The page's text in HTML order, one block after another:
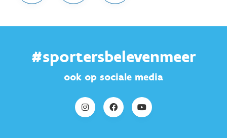
#sportersbelevenmeer
ook op sociale media